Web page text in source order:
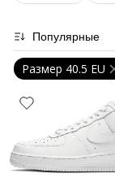
Размер 40.5 EU